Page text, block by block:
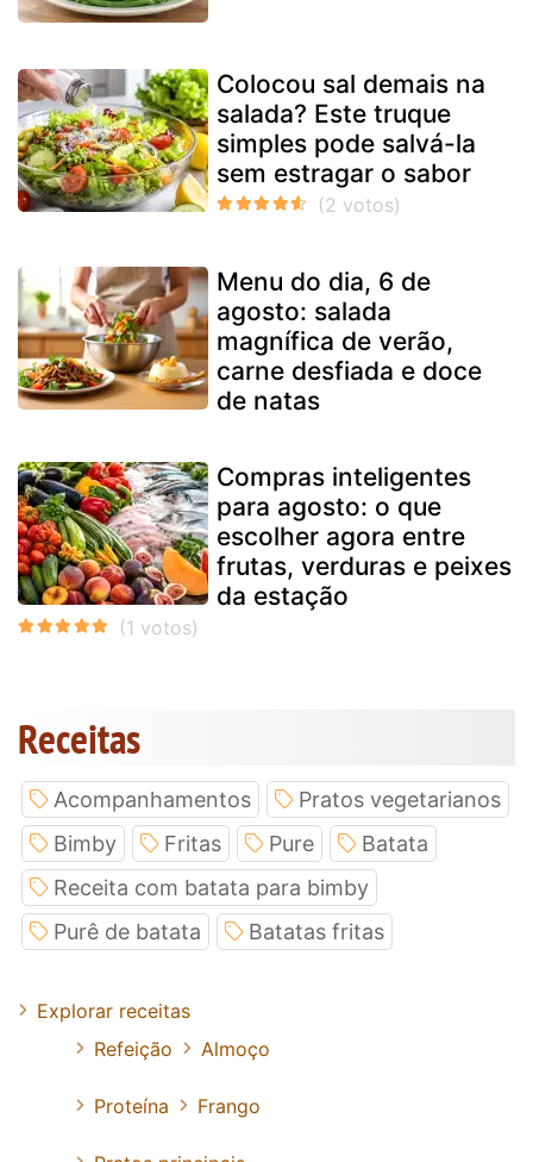
Colocou sal demais na
salada? Este truque
simples pode salvá-la
sem estragar o sabor
Menu do dia, 6 de
agosto: salada
magnífica de verão,
carne desfiada e doce
de natas
Compras inteligentes
para agosto: o que
escolher agora entre
frutas, verduras e peixes
da estação
Receitas
Acompanhamentos
Pratos vegetarianos
Bimby
Fritas Pure
Batata
Receita com batata para bimby
Purê de batata
Batatas fritas
Explorar receitas
Refeição
Almoço
Proteína Frango